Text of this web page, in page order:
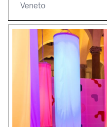
Veneto